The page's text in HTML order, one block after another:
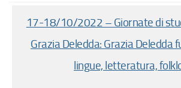
17-18/10/2022 – Giornate di
Grazia Deledda: Grazia Deledda
lingue, letteratura,